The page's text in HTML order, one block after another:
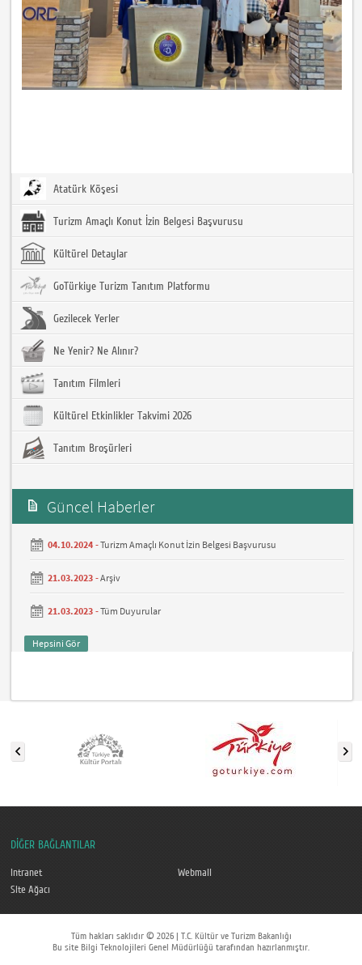
Atatürk Köşesi
Turizm Amaçlı Konut İzin Belgesi Başvurusu
Kültürel Detaylar
GoTürkiye Turizm Tanıtım Platformu
Gezilecek Yerler
Ne Yenir? Ne Alınır?
Tanıtım Filmleri
Kültürel Etkinlikler Takvimi 2026
Tanıtım Broşürleri
Güncel Haberler
04.10.2024 -Turizm Amaçlı Konut İzin Belgesi Başvurusu
21.03.2023 -Arşiv
21.03.2023 -Tüm Duyurular
Hepsini Gör
DİĞER BAĞLANTILAR
Intranet
Webmail
Site Ağacı
Tüm hakları saklıdır © 2026 | T.C. Kültür ve Turizm Bakanlığı
Bu site Bilgi Teknolojileri Genel Müdürlüğü tarafından hazırlanmıştır.